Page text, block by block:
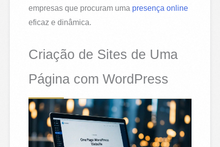
empresas que procuram uma presença online
eficaz e dinâmica.
Criação de Sites de Uma
Página com WordPress